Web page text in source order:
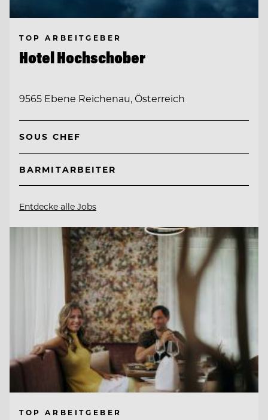
TOP ARBEITGEBER
Hotel Hochschober
9565 Ebene Reichenau, Österreich
SOUS CHEF
BARMITARBEITER
Entdecke alle Jobs
TOP ARBEITGEBER